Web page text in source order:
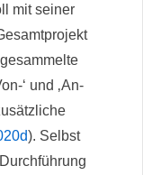
mit seiner
‘ und ‚An-
). Selbst